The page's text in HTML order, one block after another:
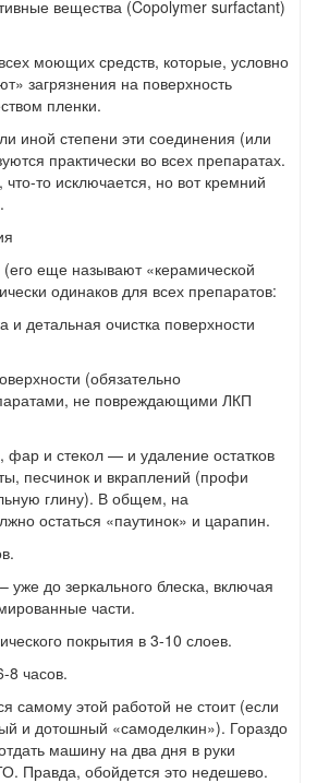
вещества (Copolymer surfactant)
моющих средств, которые, условно
загрязнения на поверхность
пленки.
иной степени эти соединения (или
практически во всех препаратах.
что-то исключается, но вот кремний
еще называют «керамической
одинаков для всех препаратов:
и детальная очистка поверхности
(обязательно
не повреждающими ЛКП
фар и стекол — и удаление остатков
песчинок и вкраплений (профи
глину). В общем, на
остаться «паутинок» и царапин.
уже до зеркального блеска, включая
части.
покрытия в 3-10 слоев.
8 часов.
самому этой работой не стоит (если
и дотошный «самоделкин»). Гораздо
машину на два дня в руки
Правда, обойдется это недешево.